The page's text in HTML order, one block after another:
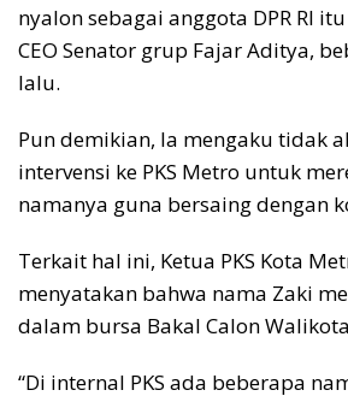
nyalon sebagai anggota DPR RI
CEO Senator grup Fajar Aditya,
lalu.
Pun demikian, Ia mengaku tidak
intervensi ke PKS Metro untuk
namanya guna bersaing dengan
Terkait hal ini, Ketua PKS Kota
menyatakan bahwa nama Zaki
dalam bursa Bakal Calon
“Di internal PKS ada beberapa